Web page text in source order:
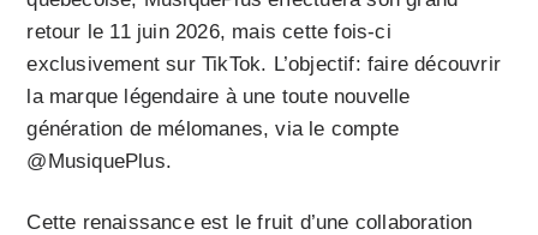
retour le 11 juin 2026, mais cette fois-ci
exclusivement sur TikTok. L’objectif: faire découvrir
la marque légendaire à une toute nouvelle
génération de mélomanes, via le compte
@MusiquePlus.
Cette renaissance est le fruit d’une collaboration